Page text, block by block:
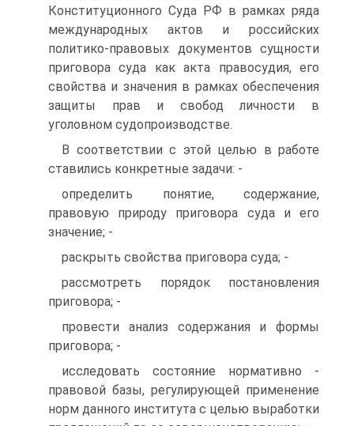
Конституционного Суда РФ в рамках ряда
международных актов и российских
политико-правовых документов сущности
приговора суда как акта правосудия, его
свойства и значения в рамках обеспечения
защиты прав и свобод личности в
уголовном судопроизводстве.
В соответствии с этой целью в работе
ставились конкретные задачи: -
определить понятие, содержание,
правовую природу приговора суда и его
значение; -
раскрыть свойства приговора суда; -
рассмотреть порядок постановления
приговора; -
провести анализ содержания и формы
приговора; -
исследовать состояние нормативно -
правовой базы, регулирующей применение
норм данного института с целью выработки